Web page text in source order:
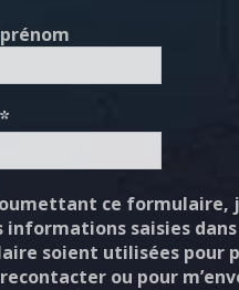
*
ce formulaire,
informations saisies dans
soient utilisées pour
ou pour